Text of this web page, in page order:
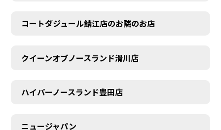
コートダジュール鯖江店のお隣のお店
クイーンオブノースランド滑川店
ハイパーノースランド豊田店
ニュージャパン